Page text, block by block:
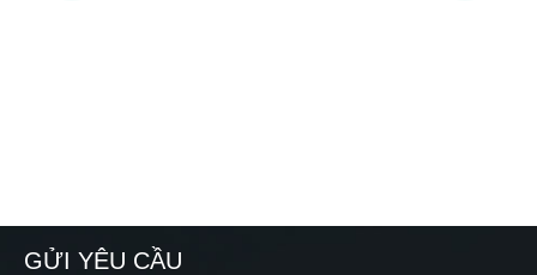
GỬI YÊU CẦU